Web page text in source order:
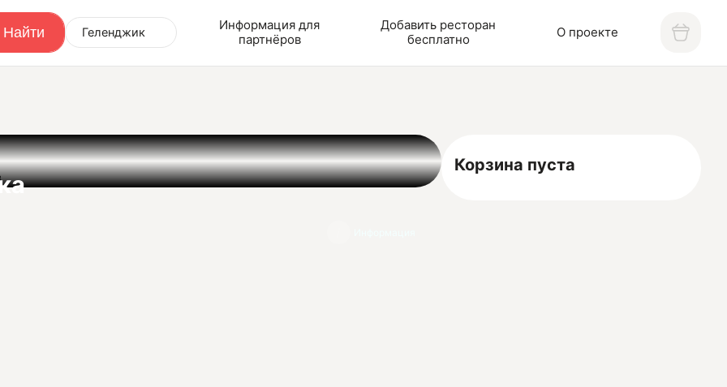
Геленджик
Информация для
партнёров
Добавить ресторан
бесплатно
О проекте
Корзина пуста